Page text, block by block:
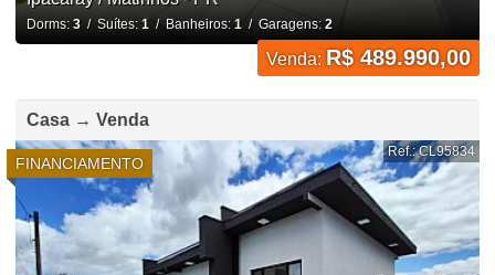
Dorms: 3/ Suítes: 1/ Banheiros: 1/ Garagens: 2
Venda: R$ 489.990,00
Casa → Venda
FINANCIAMENTO
Ref.: CL95834